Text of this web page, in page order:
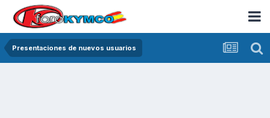
Presentaciones de nuevos usuarios